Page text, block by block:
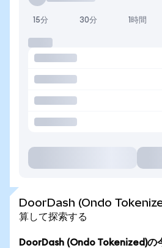
15分 30分 1時間
DoorDash (Ondo
算して探索する
DoorDash (Ondo Tokenized)の